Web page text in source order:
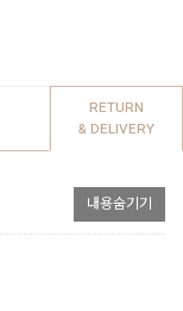
RETURN
& DELIVERY
내용숨기기